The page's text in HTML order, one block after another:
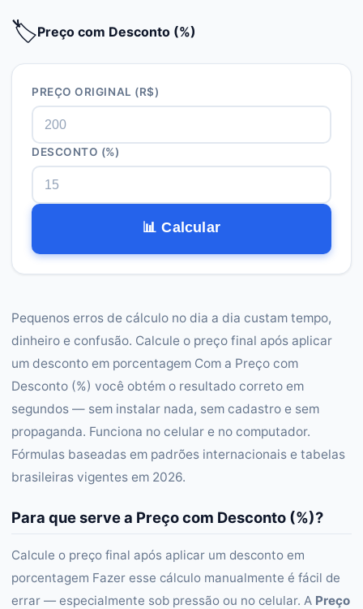
🏷️Preço com Desconto (%)
PREÇO ORIGINAL (R$)
DESCONTO (%)
📊 Calcular
Pequenos erros de cálculo no dia a dia custam tempo,
dinheiro e confusão. Calcule o preço final após aplicar
um desconto em porcentagem Com a Preço com
Desconto (%) você obtém o resultado correto em
segundos — sem instalar nada, sem cadastro e sem
propaganda. Funciona no celular e no computador.
Fórmulas baseadas em padrões internacionais e tabelas
brasileiras vigentes em 2026.
Para que serve a Preço com Desconto (%)?
Calcule o preço final após aplicar um desconto em
porcentagem Fazer esse cálculo manualmente é fácil de
errar — especialmente sob pressão ou no celular. A Preço